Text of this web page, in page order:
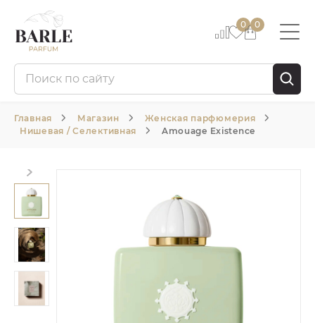
0 0
Главная Магазин
Женская парфюмерия
Нишевая / Селективная
Amouage Existence